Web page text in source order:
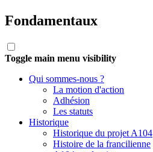
Fondamentaux
Toggle main menu visibility
Qui sommes-nous ?
La motion d'action
Adhésion
Les statuts
Historique
Historique du projet A104
Histoire de la francilienne